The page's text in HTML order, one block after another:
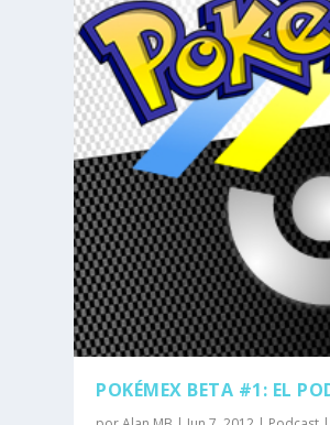
POKÉMEX BETA #1: EL